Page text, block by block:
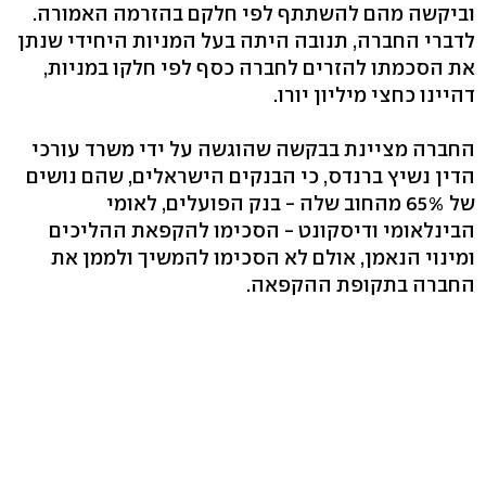
וביקשה מהם להשתתף לפי חלקם בהזרמה האמורה.
לדברי החברה, תנובה היתה בעל המניות היחידי שנתן
את הסכמתו להזרים לחברה כסף לפי חלקו במניות,
דהיינו כחצי מיליון יורו.
החברה מציינת בבקשה שהוגשה על ידי משרד עורכי
הדין נשיץ ברנדס, כי הבנקים הישראלים, שהם נושים
של 65% מהחוב שלה - בנק הפועלים, לאומי
הבינלאומי ודיסקונט - הסכימו להקפאת ההליכים
ומינוי הנאמן, אולם לא הסכימו להמשיך ולממן את
החברה בתקופת ההקפאה.